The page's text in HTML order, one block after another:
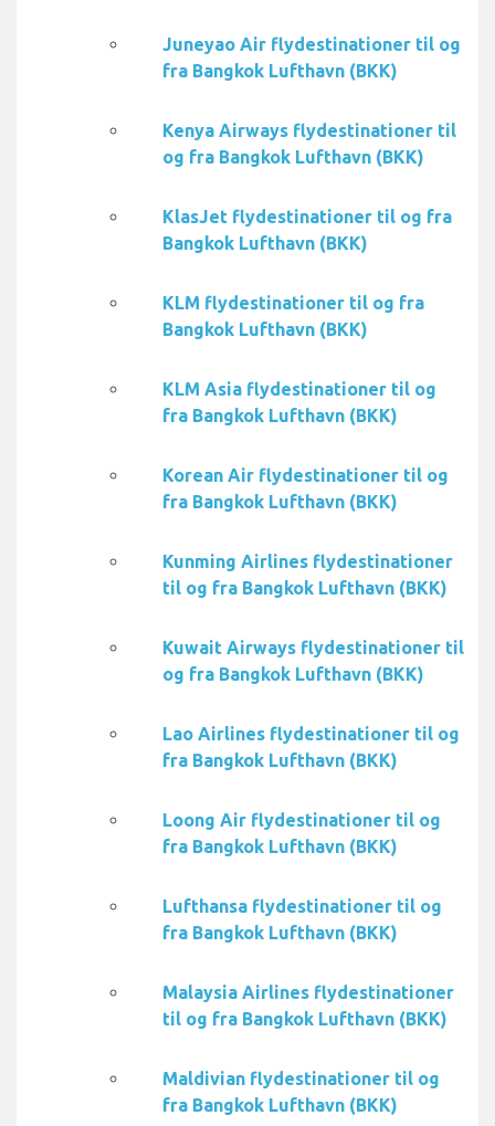
Juneyao Air flydestinationer til og
fra Bangkok Lufthavn (BKK)
Kenya Airways flydestinationer til
og fra Bangkok Lufthavn (BKK)
KlasJet flydestinationer til og fra
Bangkok Lufthavn (BKK)
KLM flydestinationer til og fra
Bangkok Lufthavn (BKK)
KLM Asia flydestinationer til og
fra Bangkok Lufthavn (BKK)
Korean Air flydestinationer til og
fra Bangkok Lufthavn (BKK)
Kunming Airlines flydestinationer
til og fra Bangkok Lufthavn (BKK)
Kuwait Airways flydestinationer til
og fra Bangkok Lufthavn (BKK)
Lao Airlines flydestinationer til og
fra Bangkok Lufthavn (BKK)
Loong Air flydestinationer til og
fra Bangkok Lufthavn (BKK)
Lufthansa flydestinationer til og
fra Bangkok Lufthavn (BKK)
Malaysia Airlines flydestinationer
til og fra Bangkok Lufthavn (BKK)
Maldivian flydestinationer til og
fra Bangkok Lufthavn (BKK)